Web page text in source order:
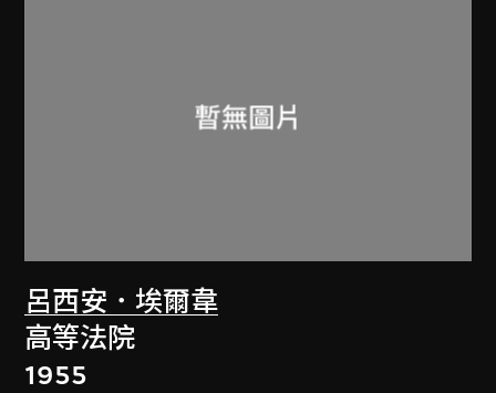
呂西安．埃爾韋
高等法院
1955